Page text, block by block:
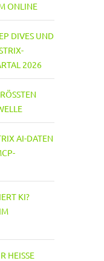
ONLINE
DIVES UND
2026
B
AI-DATEN
KI?
L